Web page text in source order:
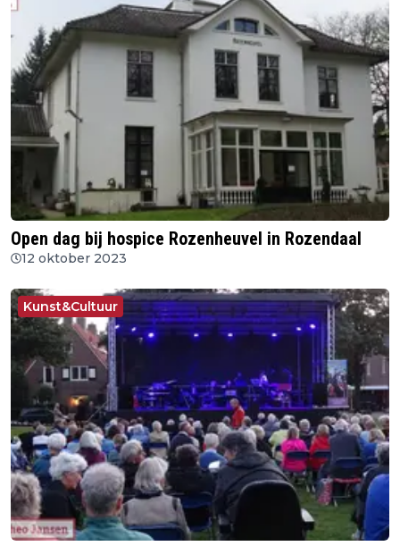
Open dag bij hospice Rozenheuvel in Rozendaal
12 oktober 2023
Kunst&Cultuur